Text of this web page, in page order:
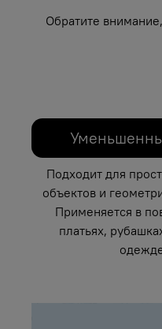
Обратите
Подходит для
объектов и
Применяется в
платьях,